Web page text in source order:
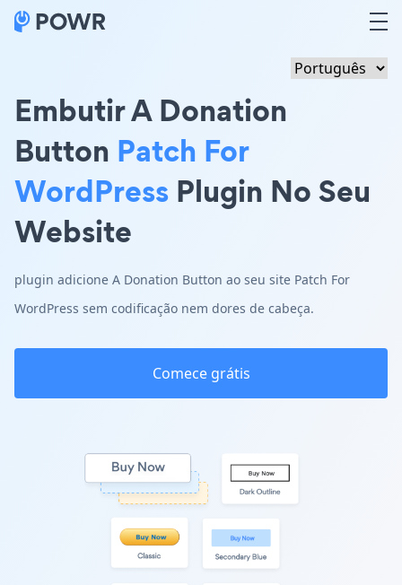
Embutir A Donation
Button Patch For
WordPress Plugin No Seu
Website
plugin adicione A Donation Button ao seu site Patch For
WordPress sem codificação nem dores de cabeça.
Comece grátis